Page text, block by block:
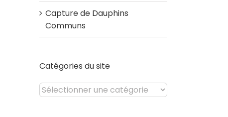
Capture de Dauphins
Communs
Catégories du site
Catégories
du